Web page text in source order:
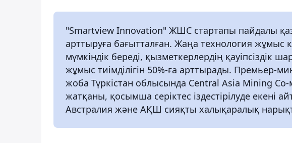
"Smartview Innovation" ЖШС стартапы пайдалы
арттыруға бағытталған. Жаңа технология жұмыс
мүмкіндік береді, қызметкерлердің қауіпсіздік
жұмыс тиімділігін 50%-ға арттырады. Премьер-
жоба Түркістан облысында Central Asia Mining
жатқаны, қосымша серіктес іздестірілуде екені
Австралия және АҚШ сияқты халықаралық